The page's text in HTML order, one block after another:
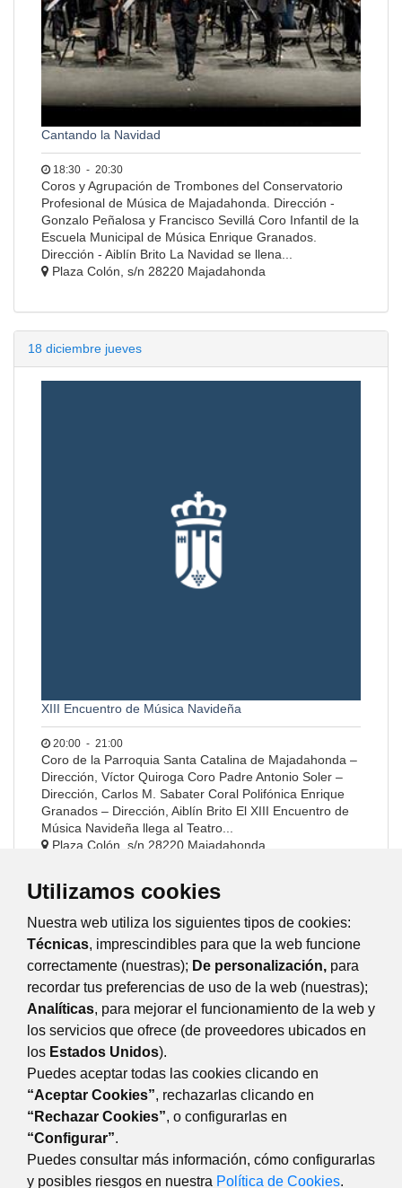
Utilizamos cookies
Nuestra web utiliza los siguientes tipos de cookies:
Técnicas, imprescindibles para que la web funcione
correctamente (nuestras); De personalización, para
recordar tus preferencias de uso de la web (nuestras);
Analíticas, para mejorar el funcionamiento de la web y
los servicios que ofrece (de proveedores ubicados en
los Estados Unidos).
Puedes aceptar todas las cookies clicando en
“Aceptar Cookies”, rechazarlas clicando en
“Rechazar Cookies”, o configurarlas en
“Configurar”.
Puedes consultar más información, cómo configurarlas
y posibles riesgos en nuestra Política de Cookies.
Cantando la Navidad
18:30 - 20:30
Coros y Agrupación de Trombones del Conservatorio
Profesional de Música de Majadahonda. Dirección -
Gonzalo Peñalosa y Francisco Sevillá Coro Infantil de la
Escuela Municipal de Música Enrique Granados.
Dirección - Aiblín Brito La Navidad se llena...
Plaza Colón, s/n 28220 Majadahonda
18 diciembre jueves
XIII Encuentro de Música Navideña
20:00 - 21:00
Coro de la Parroquia Santa Catalina de Majadahonda –
Dirección, Víctor Quiroga Coro Padre Antonio Soler –
Dirección, Carlos M. Sabater Coral Polifónica Enrique
Granados – Dirección, Aiblín Brito El XIII Encuentro de
Música Navideña llega al Teatro...
Plaza Colón, s/n 28220 Majadahonda
19diciembreviernes
sábado
21 diciembredomingo
CULTURA
Plaza de Colón, s/n 28220 Majadahonda Madrid